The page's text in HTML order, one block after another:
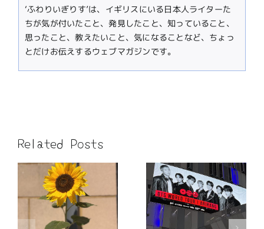
‘ふわりいぎりす’は、イギリスにいる日本人ライターた
ちが気が付いたこと、発見したこと、知っていること、
思ったこと、教えたいこと、気になることなど、ちょっ
とだけお伝えするウェブマガジンです。
Related Posts